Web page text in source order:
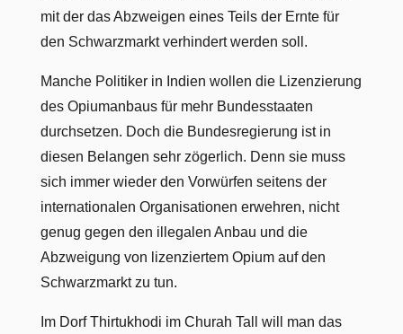
mit der das Abzweigen eines Teils der Ernte für
den Schwarzmarkt verhindert werden soll.
Manche Politiker in Indien wollen die Lizenzierung
des Opiumanbaus für mehr Bundesstaaten
durchsetzen. Doch die Bundesregierung ist in
diesen Belangen sehr zögerlich. Denn sie muss
sich immer wieder den Vorwürfen seitens der
internationalen Organisationen erwehren, nicht
genug gegen den illegalen Anbau und die
Abzweigung von lizenziertem Opium auf den
Schwarzmarkt zu tun.
Im Dorf Thirtukhodi im Churah Tall will man das